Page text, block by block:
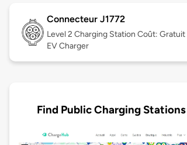
Connecteur J1772
Level 2 Charging Station Coût: Gratuit
EV Charger
Find Public Charging Stations